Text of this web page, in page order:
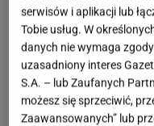
serwisów i aplikacji lub
Tobie usług. W
danych nie wymaga
uzasadniony interes
S.A. – lub Zaufanych
możesz się sprzeciwić,
Zaawansowanych” lub